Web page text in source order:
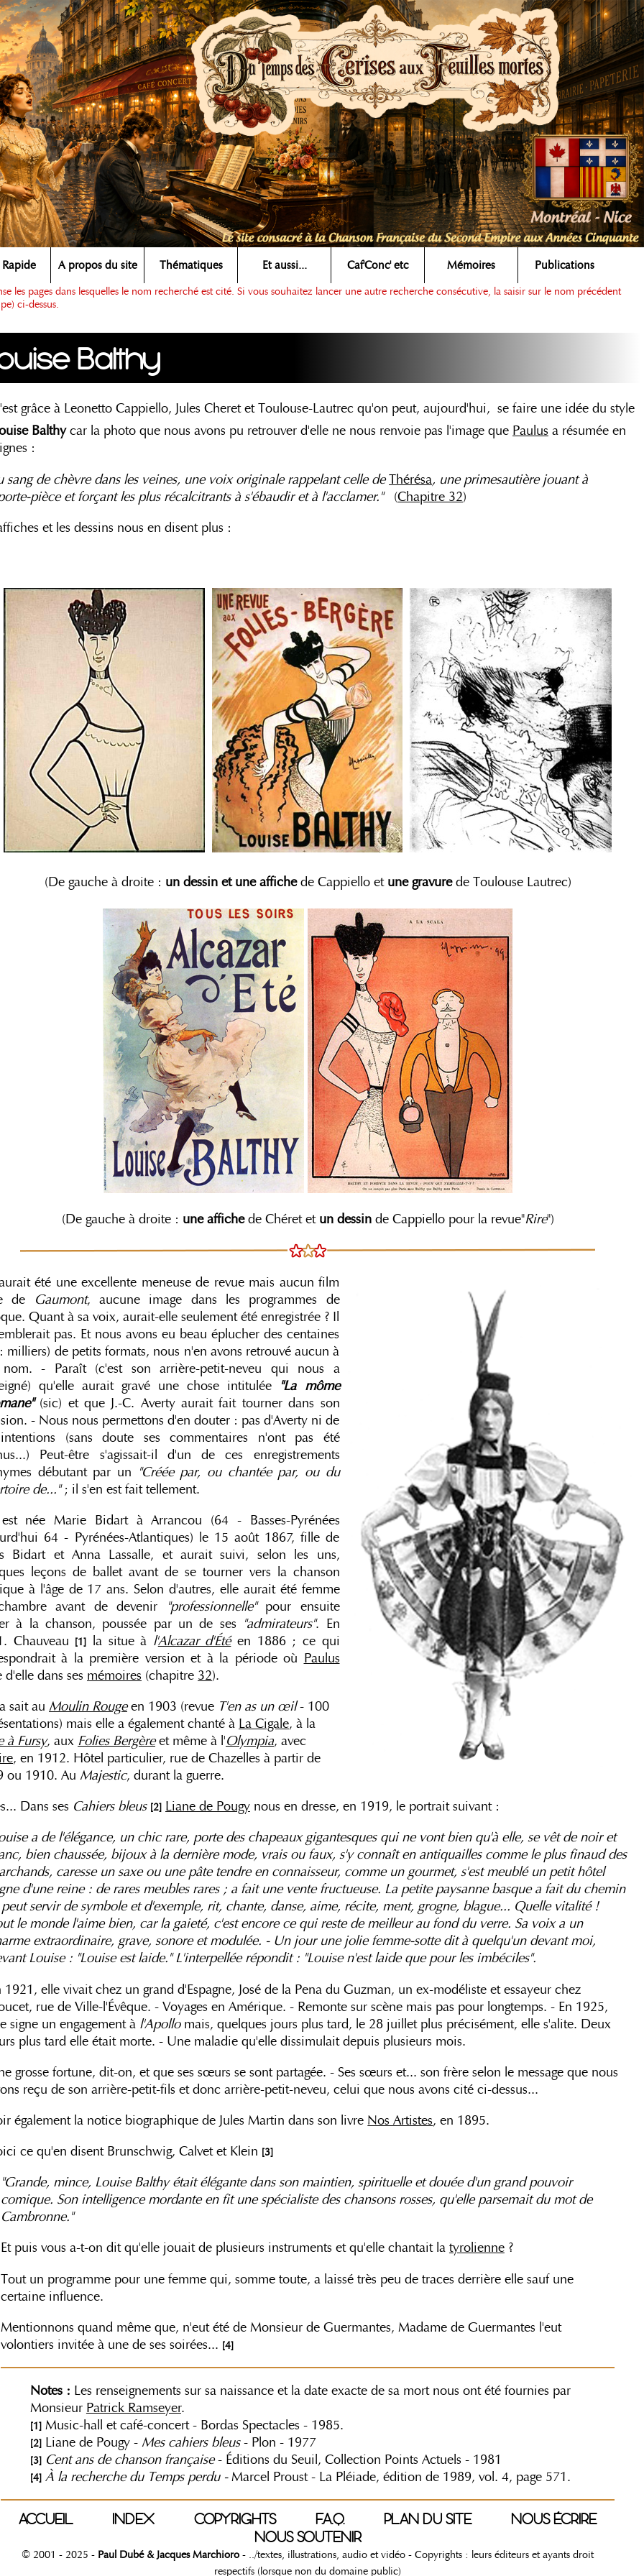
Rapide A propos du site Thématiques Et aussi... Caf'Conc' etc Mémoires Publications
les pages dans lesquelles le nom recherché est cité. Si vous souhaitez lancer une autre recherche consécutive, la saisir sur le nom précédent
ci-dessus.
Balthy
'est grâce à Leonetto Cappiello, Jules Cheret et Toulouse-Lautrec qu'on peut, aujourd'hui, se faire une idée du style
Balthycar la photo que nous avons pu retrouver d'elle ne nous renvoie pas l'image que Paulus a résumée en
:
sang de chèvre dans les veines, une voix originale rappelant celle deThérésa, une primesautière jouant à
pièce et forçant les plus récalcitrants à s'ébaudir et à l'acclamer."(Chapitre 32)
et les dessins nous en disent plus :
(De gauche à droite : un dessin et une affichede Cappiello et une gravurede Toulouse Lautrec)
(De gauche à droite : une affichede Chéret et un dessinde Cappiello pour la revue"Rire")
été une excellente meneuse de revue mais aucun film
de Gaumont, aucune image dans les programmes de
Quant à sa voix, aurait-elle seulement été enregistrée ? Il
pas. Et nous avons eu beau éplucher des centaines
milliers) de petits formats, nous n'en avons retrouvé aucun à
- Paraît (c'est son arrière-petit-neveu qui nous a
qu'elle aurait gravé une chose intitulée "La môme
(sic) et que J.-C. Averty aurait fait tourner dans son
- Nous nous permettons d'en douter : pas d'Averty ni de
(sans doute ses commentaires n'ont pas été
Peut-être s'agissait-il d'un de ces enregistrements
débutant par un "Créée par, ou chantée par, ou du
de..."; il s'en est fait tellement.
née Marie Bidart à Arrancou (64 - Basses-Pyrénées
64 - Pyrénées-Atlantiques) le 15 août 1867, fille de
Bidart et Anna Lassalle, et aurait suivi, selon les uns,
leçons de ballet avant de se tourner vers la chanson
à l'âge de 17 ans. Selon d'autres, elle aurait été femme
avant de devenir
"professionnelle"pour ensuite
à la chanson, poussée par un de ses "admirateurs". En
Chauveau [1] la situe à l'Alcazar d'Étéen 1886 ; ce qui
à la première version et à la période où Paulus
d'elle dans ses mémoires (chapitre 32).
sait au Moulin Rougeen 1903 (revue T'en as un œil- 100
mais elle a également chanté à La Cigale, à la
à Fursy, aux Folies Bergèreet même à l'Olympia, avec
, en 1912. Hôtel particulier, rue de Chazelles à partir de
ou 1910. Au Majestic, durant la guerre.
Dans ses Cahiers bleus [2] Liane de Pougy nous en dresse, en 1919, le portrait suivant :
a de l'élégance, un chic rare, porte des chapeaux gigantesques qui ne vont bien qu'à elle, se vêt de noir et
bien chaussée, bijoux à la dernière mode, vrais ou faux, s'y connaît en antiquailles comme le plus finaud des
caresse un saxe ou une pâte tendre en connaisseur, comme un gourmet, s'est meublé un petit hôtel
d'une reine : de rares meubles rares ; a fait une vente fructueuse. La petite paysanne basque a fait du chemin
servir de symbole et d'exemple, rit, chante, danse, aime, récite, ment, grogne, blague... Quelle vitalité !
le monde l'aime bien, car la gaieté, c'est encore ce qui reste de meilleur au fond du verre. Sa voix a un
extraordinaire, grave, sonore et modulée. - Un jour une jolie femme-sotte dit à quelqu'un devant moi,
Louise : "Louise est laide." L'interpellée répondit : "Louise n'est laide que pour les imbéciles".
1921, elle vivait chez un grand d'Espagne, José de la Pena du Guzman, un ex-modéliste et essayeur chez
rue de Ville-l'Évêque. - Voyages en Amérique. - Remonte sur scène mais pas pour longtemps. - En 1925,
signe un engagement à l'Apollomais, quelques jours plus tard, le 28 juillet plus précisément, elle s'alite. Deux
plus tard elle était morte. - Une maladie qu'elle dissimulait depuis plusieurs mois.
grosse fortune, dit-on, et que ses sœurs se sont partagée. - Ses sœurs et... son frère selon le message que nous
reçu de son arrière-petit-fils et donc arrière-petit-neveu, celui que nous avons cité ci-dessus...
également la notice biographique de Jules Martin dans son livre Nos Artistes, en 1895.
ce qu'en disent Brunschwig, Calvet et Klein [3]
"Grande, mince, Louise Balthy était élégante dans son maintien, spirituelle et douée d'un grand pouvoir
comique. Son intelligence mordante en fit une spécialiste des chansons rosses, qu'elle parsemait du mot de
Cambronne."
Et puis vous a-t-on dit qu'elle jouait de plusieurs instruments et qu'elle chantait la tyrolienne?
Tout un programme pour une femme qui, somme toute, a laissé très peu de traces derrière elle sauf une
certaine influence.
Mentionnons quand même que, n'eut été de Monsieur de Guermantes, Madame de Guermantes l'eut
volontiers invitée à une de ses soirées... [4]
Notes : Les renseignements sur sa naissance et la date exacte de sa mort nous ont été fournies par
Monsieur Patrick Ramseyer.
[1]Music-hall et café-concert - Bordas Spectacles - 1985.
[2]Liane de Pougy - Mes cahiers bleus- Plon - 1977
[3] Cent ans de chanson française- Éditions du Seuil, Collection Points Actuels - 1981
[4] À la recherche du Temps perdu -Marcel Proust - La Pléiade, édition de 1989, vol. 4, page 571.
ACCUEIL INDEX COPYRIGHTS F.A.Q. PLAN DU SITE
NOUS ÉCRIRE
NOUS SOUTENIR
© 2001 - 2025 - Paul Dubé & Jacques Marchioro - ../textes, illustrations, audio et vidéo - Copyrights : leurs éditeurs et ayants droit
respectifs (lorsque non du domaine public)